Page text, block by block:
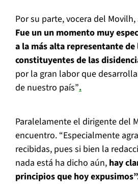
Por su parte, vocera del
Fue un un momento muy
a la más alta representante
constituyentes de las
por la gran labor que
de nuestro país”.
Paralelamente el dirigente del
encuentro. “Especialmente
recibidas, pues si bien la
nada está ha dicho aún, hay
principios que hoy